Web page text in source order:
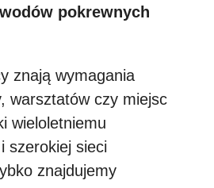
pokrewnych
znają wymagania
warsztatów czy miejsc
wieloletniemu
szerokiej sieci
znajdujemy